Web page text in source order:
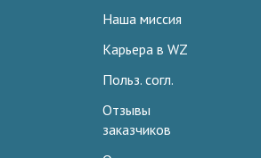
Наша миссия
Карьера в WZ
Польз. согл.
Отзывы
заказчиков